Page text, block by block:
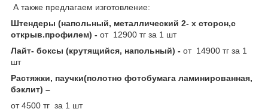
А также предлагаем изготовление:
Штендеры (напольный, металлический 2- х сторон,с
открыв.профилем) - от 12900 тг за 1 шт
Лайт- боксы (крутящийся, напольный) - от 14900 тг за 1
шт
Растяжки, паучки(полотно фотобумага ламинированная,
бэклит) –
от 4500 тг за 1 шт